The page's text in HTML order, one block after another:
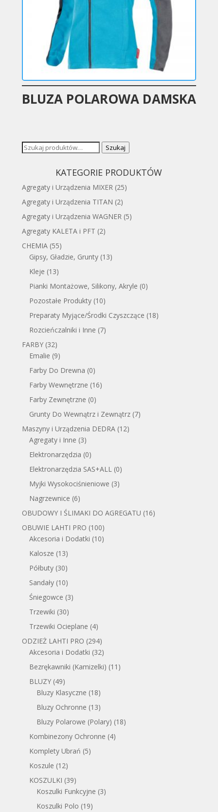
BLUZA POLAROWA DAMSKA
Szukaj: Szukaj
KATEGORIE PRODUKTÓW
Agregaty i Urządzenia MIXER (25)
Agregaty i Urządzenia TITAN (2)
Agregaty i Urządzenia WAGNER (5)
Agregaty KALETA i PFT (2)
CHEMIA (55)
Gipsy, Gładzie, Grunty (13)
Kleje (13)
Pianki Montażowe, Silikony, Akryle (0)
Pozostałe Produkty (10)
Preparaty Myjące/Środki Czyszczące (18)
Rozcieńczalniki i Inne (7)
FARBY (32)
Emalie (9)
Farby Do Drewna (0)
Farby Wewnętrzne (16)
Farby Zewnętrzne (0)
Grunty Do Wewnątrz i Zewnątrz (7)
Maszyny i Urządzenia DEDRA (12)
Agregaty i Inne (3)
Elektronarzędzia (0)
Elektronarzędzia SAS+ALL (0)
Myjki Wysokociśnieniowe (3)
Nagrzewnice (6)
OBUDOWY I ŚLIMAKI DO AGREGATU (16)
OBUWIE LAHTI PRO (100)
Akcesoria i Dodatki (10)
Kalosze (13)
Półbuty (30)
Sandały (10)
Śniegowce (3)
Trzewiki (30)
Trzewiki Ocieplane (4)
ODZIEŻ LAHTI PRO (294)
Akcesoria i Dodatki (32)
Bezrękawniki (Kamizelki) (11)
BLUZY (49)
Bluzy Klasyczne (18)
Bluzy Ochronne (13)
Bluzy Polarowe (Polary) (18)
Kombinezony Ochronne (4)
Komplety Ubrań (5)
Koszule (12)
KOSZULKI (39)
Koszulki Funkcyjne (3)
Koszulki Polo (19)